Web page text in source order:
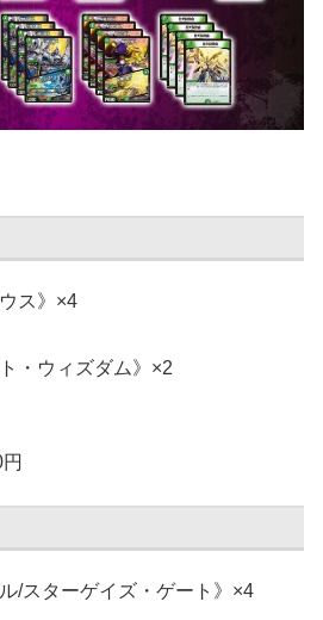
ス》×4
・ウィズダム》×2
/スターゲイズ・ゲート》×4